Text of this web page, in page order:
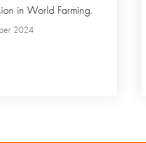
in World Farming.
2024